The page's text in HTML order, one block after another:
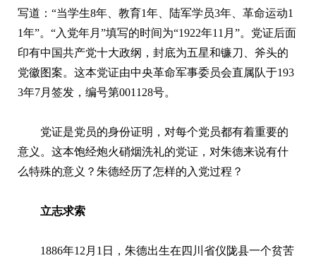
写道：“当学生8年、教育1年、陆军学员3年、革命运动1
1年”。“入党年月”填写的时间为“1922年11月”。党证后面
印有中国共产党十大政纲，封底为五星和镰刀、斧头的
党徽图案。这本党证由中央革命军事委员会直属队于193
3年7月签发，编号第001128号。
党证是党员的身份证明，对每个党员都有着重要的
意义。这本饱经炮火硝烟洗礼的党证，对朱德来说有什
么特殊的意义？朱德经历了怎样的入党过程？
立志求索
1886年12月1日，朱德出生在四川省仪陇县一个贫苦